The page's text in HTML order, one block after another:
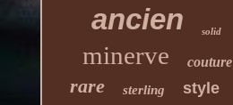
ancien solid
minerve couture
rare sterling style